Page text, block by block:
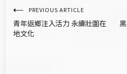
文
章
PREVIOUS ARTICLE
青年返鄉注入活力 永續壯圍在
地文化